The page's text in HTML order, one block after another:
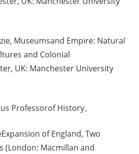
Museumsand Empire: Natural
and Colonial
UK: Manchester University
Professorof History。
of England, Two
(London: Macmillan and